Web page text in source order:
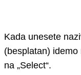
Kada unesete
(besplatan)
na „Select“.